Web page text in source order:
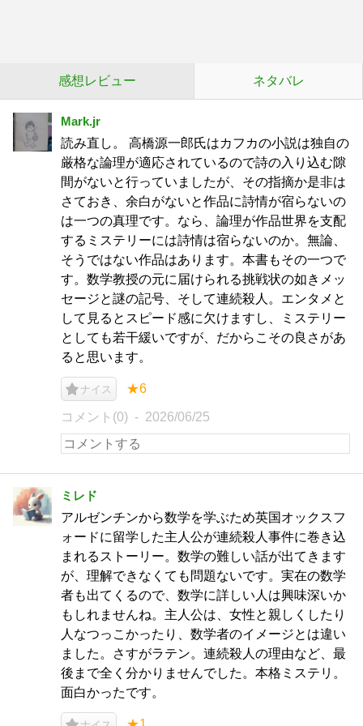
感想レビュー ネタバレ
Mark.jr
読み直し。 高橋源一郎氏はカフカの小説は独自の
厳格な論理が適応されているので詩の入り込む隙
間がないと行っていましたが、その指摘か是非は
さておき、余白がないと作品に詩情が宿らないの
は一つの真理です。なら、論理が作品世界を支配
するミステリーには詩情は宿らないのか。無論、
そうではない作品はあります。本書もその一つで
す。数学教授の元に届けられる挑戦状の如きメッ
セージと謎の記号、そして連続殺人。エンタメと
して見るとスピード感に欠けますし、ミステリー
としても若干緩いですが、だからこその良さがあ
ると思います。
ナイス ★6
コメント(0) 2026/06/25
ミレド
アルゼンチンから数学を学ぶため英国オックスフ
ォードに留学した主人公が連続殺人事件に巻き込
まれるストーリー。数学の難しい話が出てきます
が、理解できなくても問題ないです。実在の数学
者も出てくるので、数学に詳しい人は興味深いか
もしれませんね。主人公は、女性と親しくしたり
人なつっこかったり、数学者のイメージとは違い
ました。さすがラテン。連続殺人の理由など、最
後まで全く分かりませんでした。本格ミステリ。
面白かったです。